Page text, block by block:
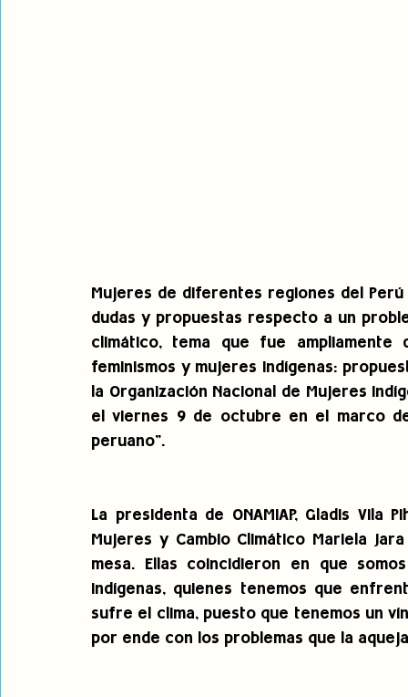
Mujeres de diferentes regiones del
dudas y propuestas respecto a un
climático, tema que fue
feminismos y mujeres indígenas:
la Organización Nacional de Mujeres
el viernes 9 de octubre en el marco
peruano".
La presidenta de ONAMIAP, Gladis
Mujeres y Cambio Climático Mariela
mesa. Ellas coincidieron en que
indígenas, quienes tenemos que
sufre el clima, puesto que tenemos un
por ende con los problemas que la